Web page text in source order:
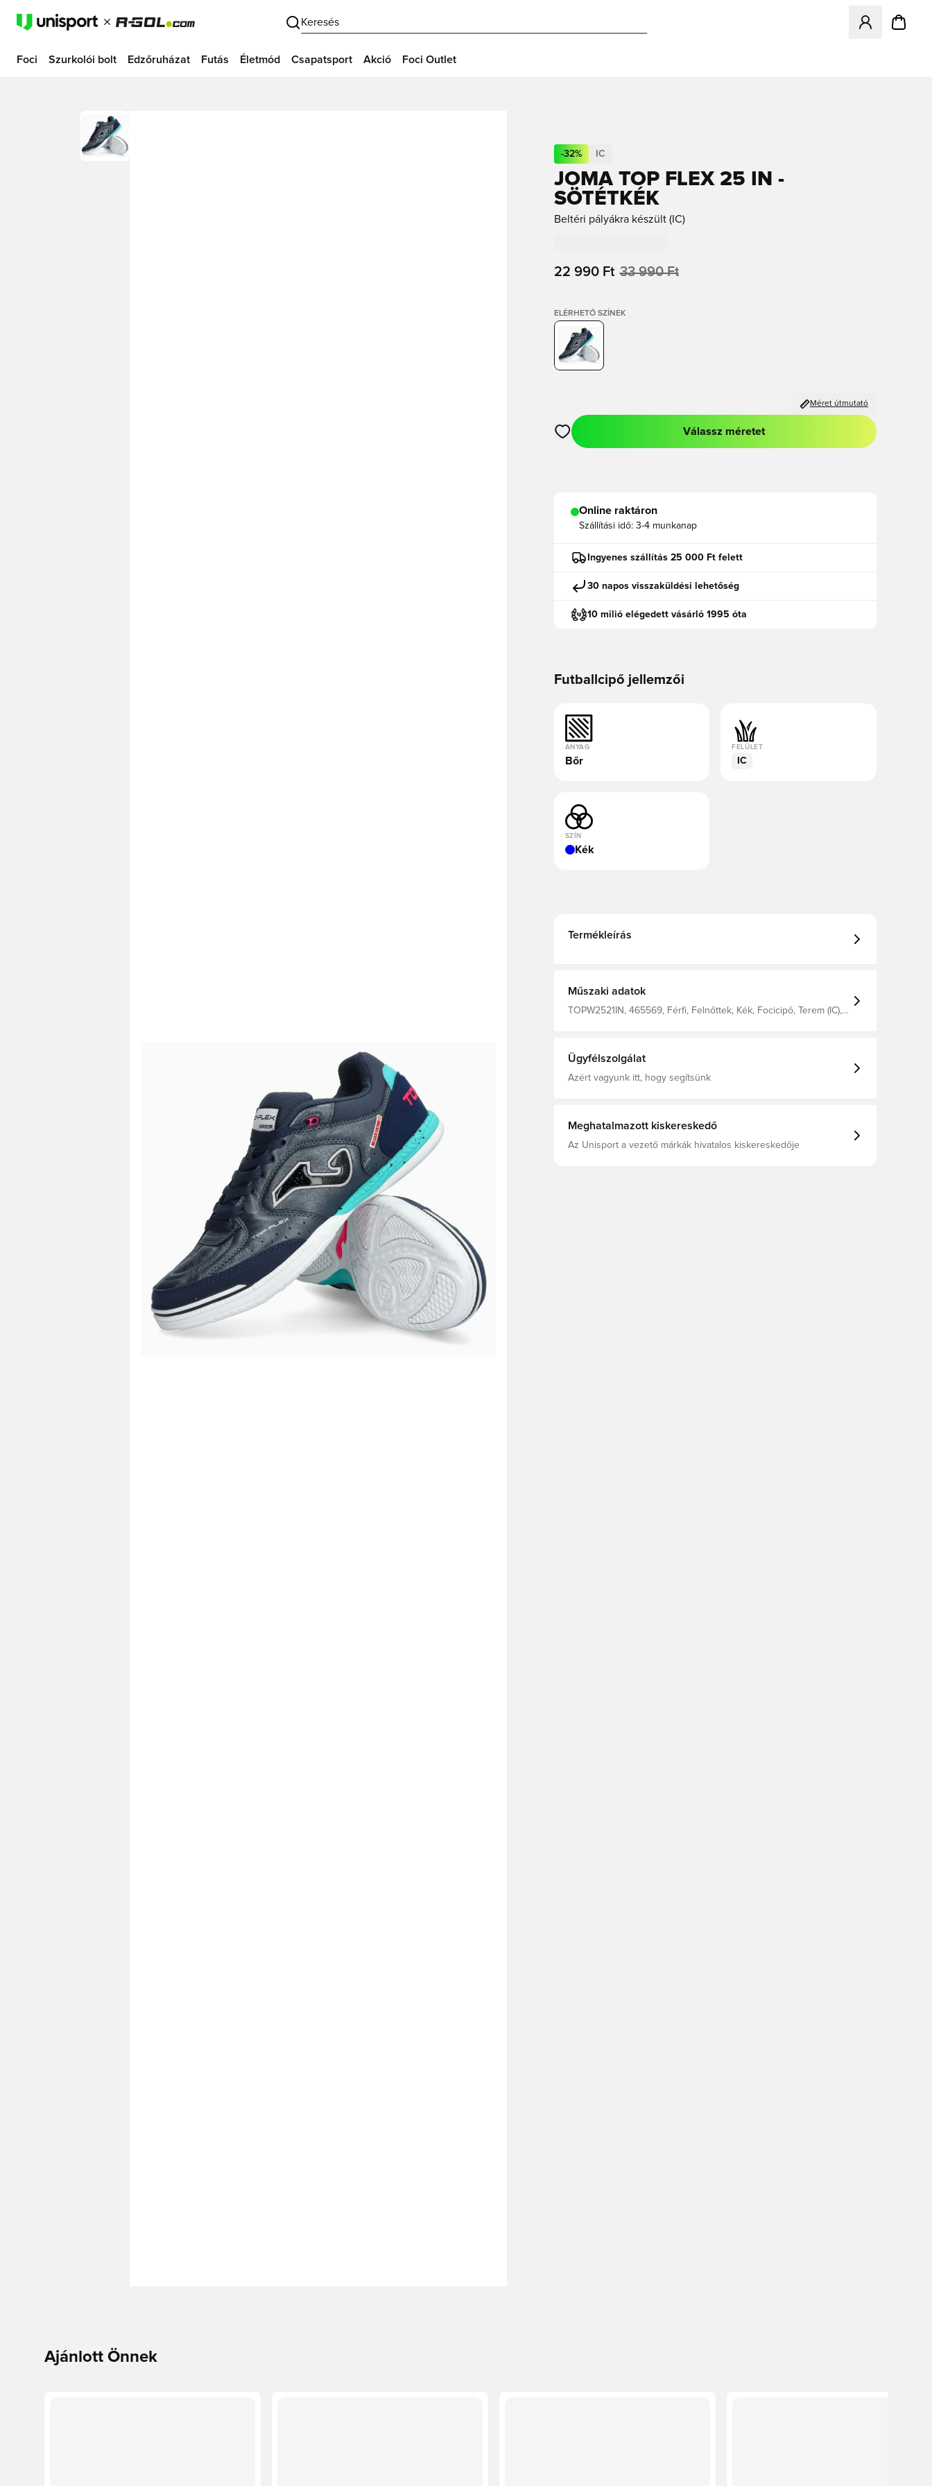
Keresés
Megnyit egy
Foci Szurkolói bolt Edzőruházat Futás Életmód Csapatsport Akció Foci Outlet
-32% IC
JOMA TOP FLEX 25 IN -
SÖTÉTKÉK
Beltéri pályákra készült (IC)
22 990 Ft 33 990 Ft
ELÉRHETŐ SZÍNEK
Méret útmutató
Megnyit egy modált a bejelentkezéshez vagy a tagként való regisztrációhoz
Válassz méretet
Online raktáron
Szállítási idő: 3-4 munkanap
Ingyenes szállítás 25 000 Ft felett
30 napos visszaküldési lehetőség
10 milió elégedett vásárló 1995 óta
Futballcipő jellemzői
ANYAG
Bőr
FELÜLET
IC
SZÍN
Kék
Termékleírás
Műszaki adatok
TOPW2521IN, 465569, Férfi, Felnőttek, Kék, Focicipő, Terem (IC),
Ügyfélszolgálat
Azért vagyunk itt, hogy segítsünk
Meghatalmazott kiskereskedő
Az Unisport a vezető márkák hivatalos kiskereskedője
Ajánlott Önnek